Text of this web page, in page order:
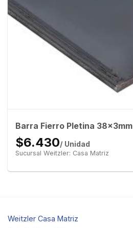
Barra Fierro Pletina 38x3mm
$6.430/ Unidad
Sucursal Weitzler: Casa Matriz
Weitzler Casa Matriz